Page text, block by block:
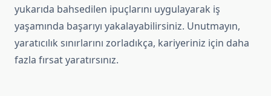
yukarıda bahsedilen ipuçlarını uygulayarak iş
yaşamında başarıyı yakalayabilirsiniz. Unutmayın,
yaratıcılık sınırlarını zorladıkça, kariyeriniz için daha
fazla fırsat yaratırsınız.